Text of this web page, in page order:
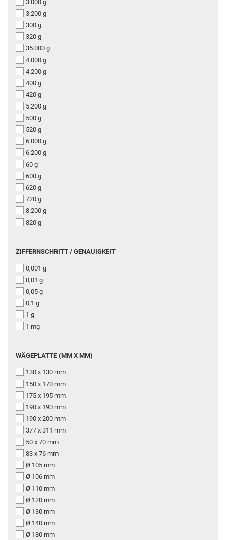
3.000 g
3.200 g
300 g
320 g
35.000 g
4.000 g
4.200 g
400 g
420 g
5.200 g
500 g
520 g
6.000 g
6.200 g
60 g
600 g
620 g
720 g
8.200 g
820 g
ZIFFERNSCHRITT / GENAUIGKEIT
0,001 g
0,01 g
0,05 g
0,1 g
1 g
1 mg
WÄGEPLATTE (MM X MM)
130 x 130 mm
150 x 170 mm
175 x 195 mm
190 x 190 mm
190 x 200 mm
377 x 311 mm
50 x 70 mm
83 x 76 mm
Ø 105 mm
Ø 106 mm
Ø 110 mm
Ø 120 mm
Ø 130 mm
Ø 140 mm
Ø 180 mm